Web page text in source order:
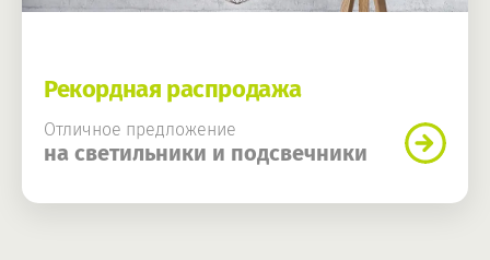
Рекордная распродажа
Отличное предложение
на светильники и подсвечники